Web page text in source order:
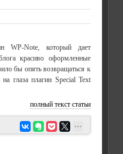
WP-Note, который дает
красиво оформленные
бы опять возвращаться к
глаза плагин Special Text
полный текст статьи